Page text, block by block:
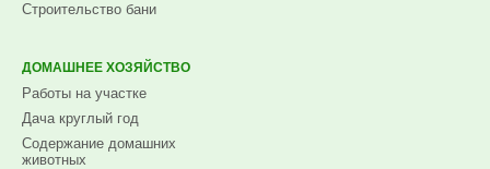
Строительство бани
ДОМАШНЕЕ ХОЗЯЙСТВО
Работы на участке
Дача круглый год
Содержание домашних
животных